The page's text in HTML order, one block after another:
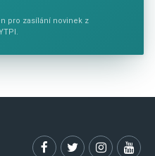
pro zasílání novinek z